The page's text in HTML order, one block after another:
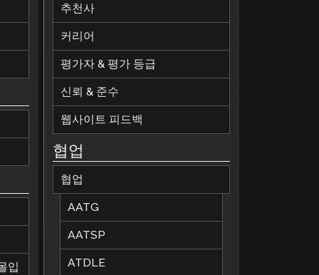
입
추천사
커리어
평가자 & 평가 등급
신뢰 & 준수
웹사이트 피드백
협업
협업
AATG
AATSP
ATDLE